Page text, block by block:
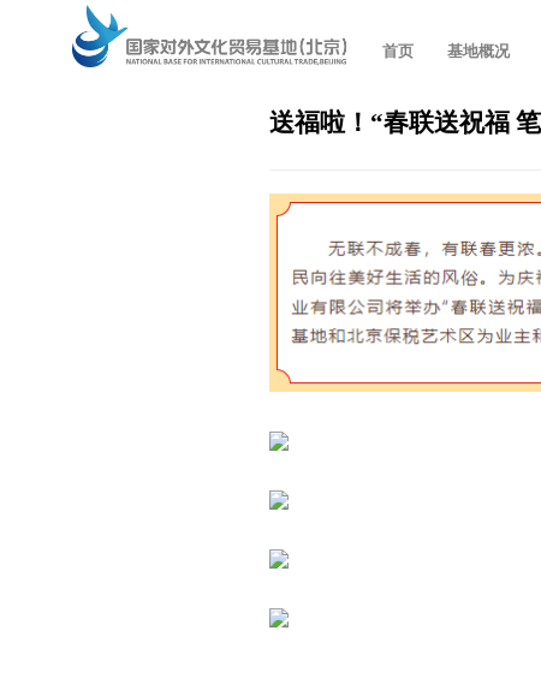
首页 基地概况
送福啦！“春联送祝福